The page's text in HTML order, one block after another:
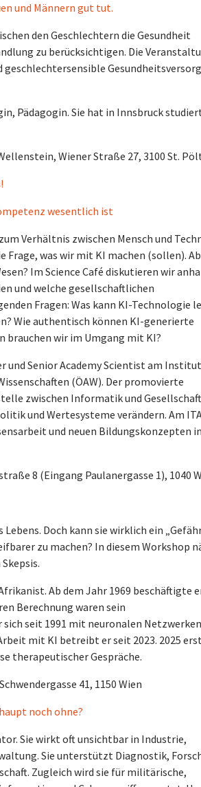
und Männern gut tut.
den Geschlechtern die Gesundheit
zu berücksichtigen. Die
geschlechtersensible
Pädagogin. Sie hat in Innsbruck
Wiener Straße 27, 3100 St.
wesentlich ist
Verhältnis zwischen Mensch und
Frage, was wir mit KI machen (sollen).
Im Science Café diskutieren wir
und welche gesellschaftlichen
Fragen: Was kann KI-Technologie
Wie authentisch können KI-generierte
brauchen wir im Umgang mit KI?
und Senior Academy Scientist am
(ÖAW). Der promovierte
zwischen Informatik und
und Wertesysteme verändern. Am
und neuen Bildungskonzepten
8 (Eingang Paulanergasse 1), 1040
Doch kann sie wirklich ein
zu machen? In diesem Workshop
Ab dem Jahr 1969 beschäftigte
Berechnung waren sein
seit 1991 mit neuronalen
mit KI betreibt er seit 2023. 2025
therapeutischer Gespräche.
41, 1150 Wien
noch ohne?
Sie wirkt oft unsichtbar in Industrie,
Sie unterstützt Diagnostik,
Zugleich wird sie für militärische,